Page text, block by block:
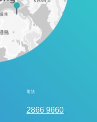
電話
2866 9660